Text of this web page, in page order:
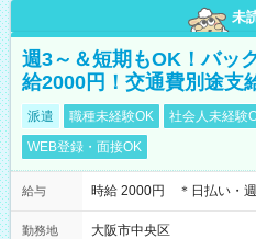
未
週3～＆短期もOK！バッ
給2000円！交通費別途支
派遣 職種未経験OK 社会人未経験
WEB登録・面接OK
給与 時給 2000円 ＊日払い・週
勤務地
大阪市中央区